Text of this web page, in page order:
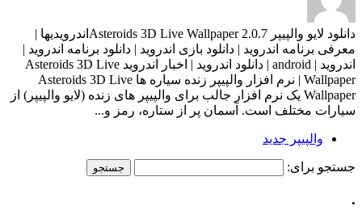
دانلود لایو والپیپر Asteroids 3D Live Wallpaper 2.0.7اندرویدیها |
معرفی برنامه اندروید | دانلود بازی اندروید | دانلود برنامه اندروید |
اندروید | android | دانلود اندروید | اخبار اندروید Asteroids 3D Live
Wallpaper | نرم افزار والپیپر زنده سیاره ها Asteroids 3D Live
Wallpaper یک نرم افزار جالب برای والپیپر های زنده (لایو والپیپر) از
سیارات مختلف است. آسمان پر از ستاره، رمز و...
والپیپر جدید
جستجو برای:
.